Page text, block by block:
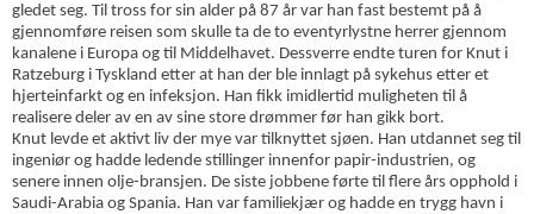
gledet seg. Til tross for sin alder på 87 år var han fast bestemt på å
gjennomføre reisen som skulle ta de to eventyrlystne herrer gjennom
kanalene i Europa og til Middelhavet. Dessverre endte turen for Knut i
Ratzeburg i Tyskland etter at han der ble innlagt på sykehus etter et
hjerteinfarkt og en infeksjon. Han fikk imidlertid muligheten til å
realisere deler av en av sine store drømmer før han gikk bort.
Knut levde et aktivt liv der mye var tilknyttet sjøen. Han utdannet seg til
ingeniør og hadde ledende stillinger innenfor papir-industrien, og
senere innen olje-bransjen. De siste jobbene førte til flere års opphold i
Saudi-Arabia og Spania. Han var familiekjær og hadde en trygg havn i